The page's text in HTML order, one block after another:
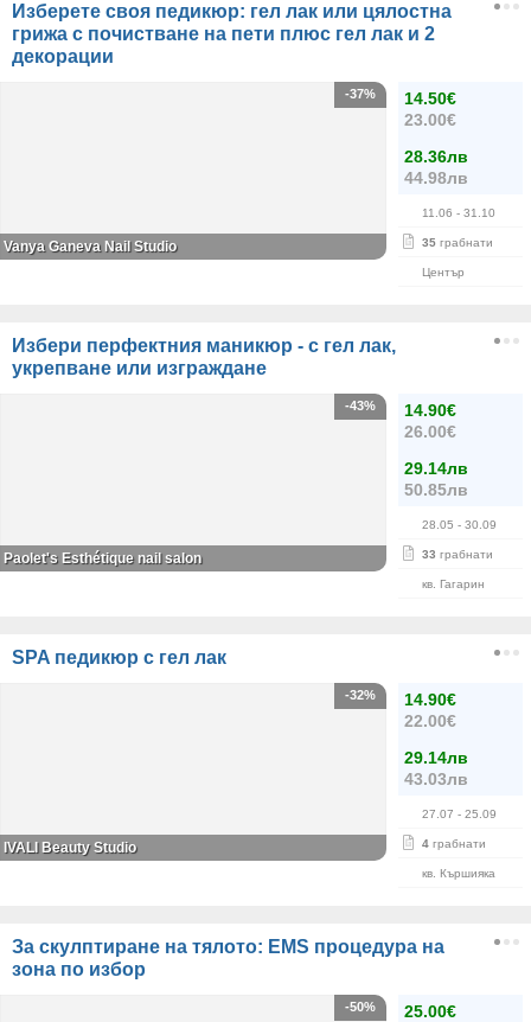
Изберете своя педикюр: гел лак или цялостна
грижа с почистване на пети плюс гел лак и 2
декорации
14.50€
23.00€
28.36лв
44.98лв
11.06 - 31.10
35 грабнати
Център
-37%
Vanya Ganeva Nail Studio
Избери перфектния маникюр - с гел лак,
укрепване или изграждане
14.90€
26.00€
29.14лв
50.85лв
28.05 - 30.09
33 грабнати
кв. Гагарин
-43%
Paolet's Esthétique nail salon
SPA педикюр с гел лак
14.90€
22.00€
29.14лв
43.03лв
27.07 - 25.09
4 грабнати
кв. Кършияка
-32%
IVALI Beauty Studio
За скулптиране на тялото: EMS процедура на
зона по избор
25.00€
-50%